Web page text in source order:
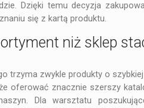
Dzięki temu decyzja
się z kartą produktu.
niż sklep
trzyma zwykle produkty o
oferować znacznie szerszy
Dla warsztatu